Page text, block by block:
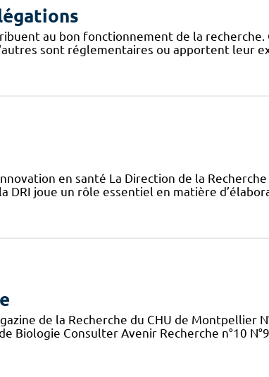
au bon fonctionnement de la recherche.
sont réglementaires ou apportent leur
en santé La Direction de la
DRI joue un rôle essentiel en matière
de la Recherche du CHU de Montpellier
Biologie Consulter Avenir Recherche n°10